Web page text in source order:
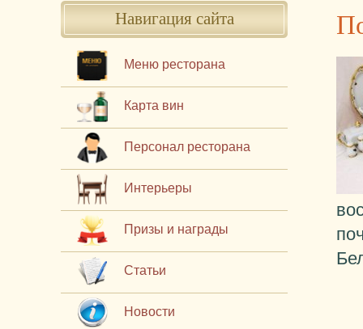
Навигация сайта
Меню ресторана
Карта вин
Персонал ресторана
Интерьеры
Призы и награды
Статьи
Новости